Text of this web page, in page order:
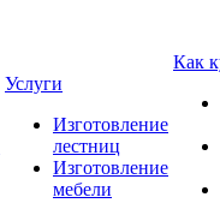
Услуги
Изготовление
лестниц
Изготовление
мебели
Как